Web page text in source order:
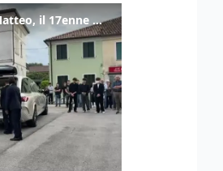
L'ultimo saluto di Tombolo a Matteo, il 17enne morto di tumore. Il video